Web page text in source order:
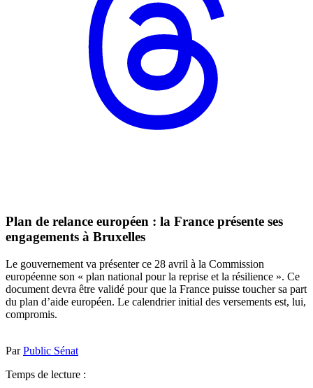
Plan de relance européen : la France présente ses
engagements à Bruxelles
Le gouvernement va présenter ce 28 avril à la Commission
européenne son « plan national pour la reprise et la résilience ». Ce
document devra être validé pour que la France puisse toucher sa part
du plan d’aide européen. Le calendrier initial des versements est, lui,
compromis.
ParPublic Sénat
Temps de lecture :